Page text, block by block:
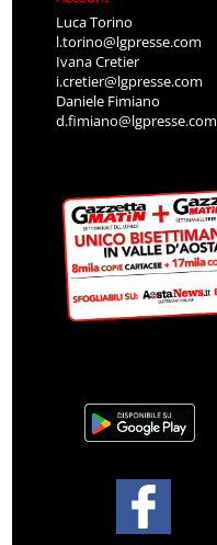
Luca Torino
l.torino@lgpresse.com
Ivana Cretier
i.cretier@lgpresse.com
Daniele Fimiano
d.fimiano@lgpresse.com